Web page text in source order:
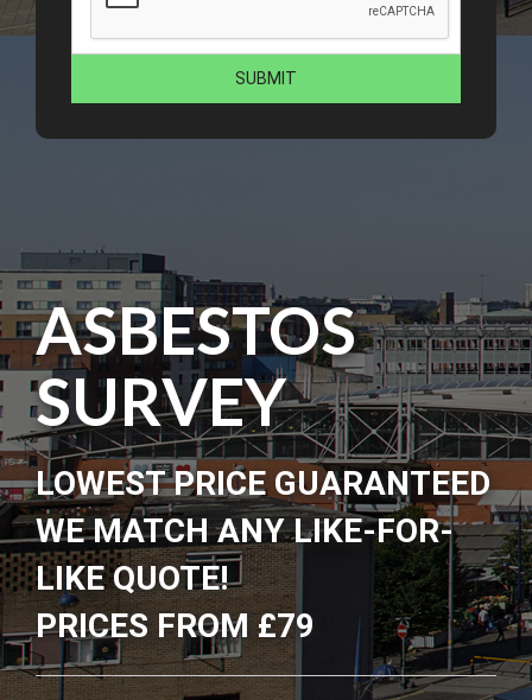
ASBESTOS
SURVEY
LOWEST PRICE GUARANTEED
WE MATCH ANY LIKE-FOR-
LIKE QUOTE!
PRICES FROM £79